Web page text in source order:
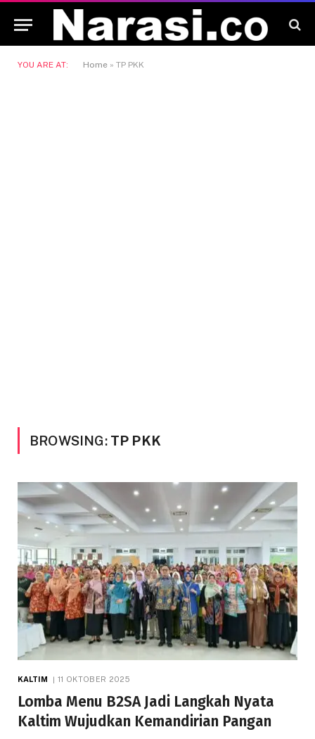
YOU ARE AT: Home » TP PKK
BROWSING: TP PKK
KALTIM 11 OKTOBER 2025
Lomba Menu B2SA Jadi Langkah Nyata
Kaltim Wujudkan Kemandirian Pangan